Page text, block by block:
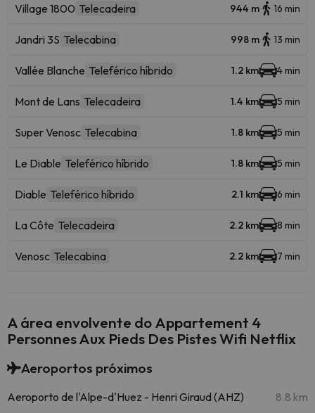
Village 1800 Telecadeira 944 m 16 min
Jandri 3S Telecabina 998 m 13 min
Vallée Blanche Teleférico híbrido 1.2 km 4 min
Mont de Lans Telecadeira 1.4 km 5 min
Super Venosc Telecabina 1.8 km 5 min
Le Diable Teleférico híbrido 1.8 km 5 min
Diable Teleférico híbrido 2.1 km 6 min
La Côte Telecadeira 2.2 km 8 min
Venosc Telecabina 2.2 km 7 min
A área envolvente do Appartement 4
Personnes Aux Pieds Des Pistes Wifi Netflix
Aeroportos próximos
Aeroporto de l'Alpe-d'Huez - Henri Giraud (AHZ) 8.8 km